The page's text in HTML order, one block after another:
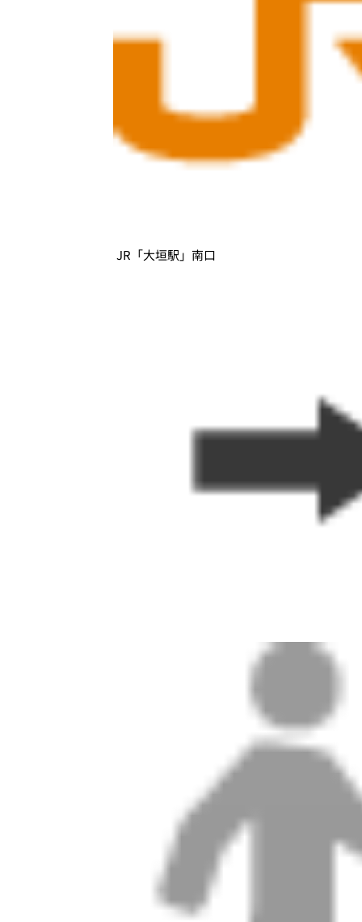
JR「大垣駅」南口